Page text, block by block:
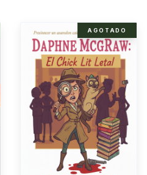
AGOTADO